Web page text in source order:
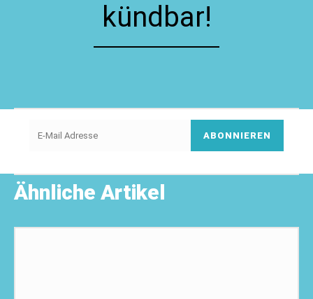
kündbar!
ABONNIEREN
Ähnliche Artikel